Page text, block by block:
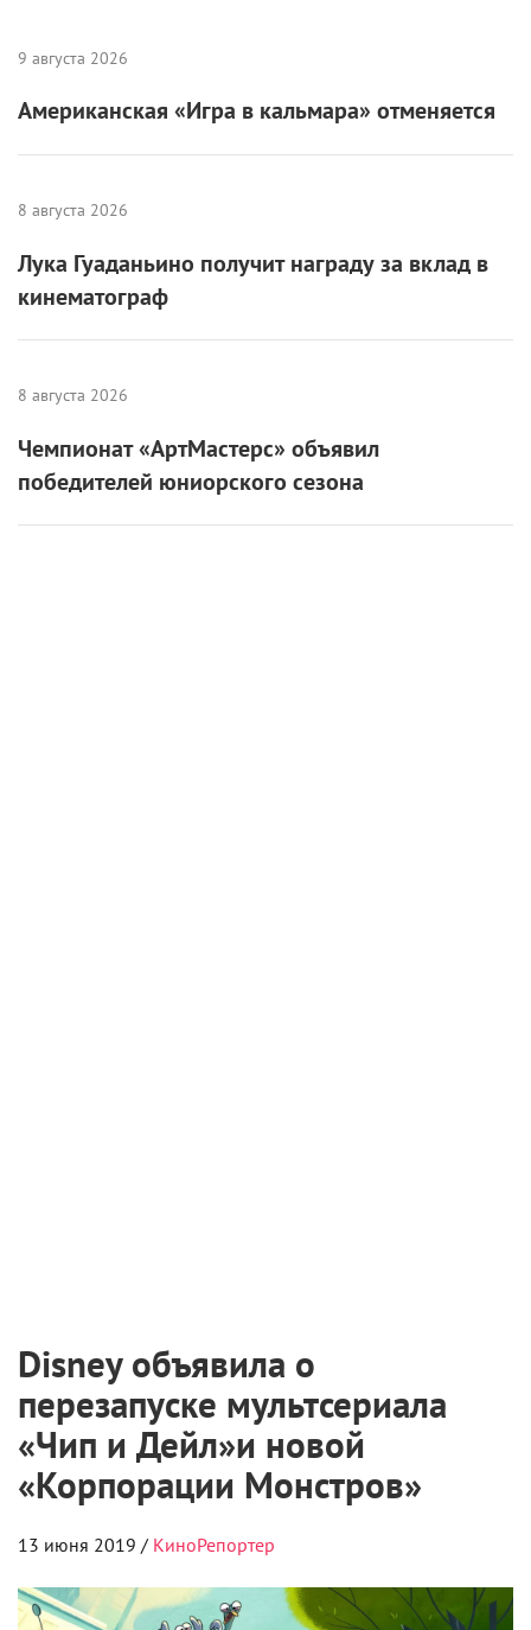
9 августа 2026
Американская «Игра в кальмара» отменяется
8 августа 2026
Лука Гуаданьино получит награду за вклад в
кинематограф
8 августа 2026
Чемпионат «АртМастерс» объявил
победителей юниорского сезона
Disney объявила о
перезапуске мультсериала
«Чип и Дейл»и новой
«Корпорации Монстров»
13 июня 2019 / КиноРепортер